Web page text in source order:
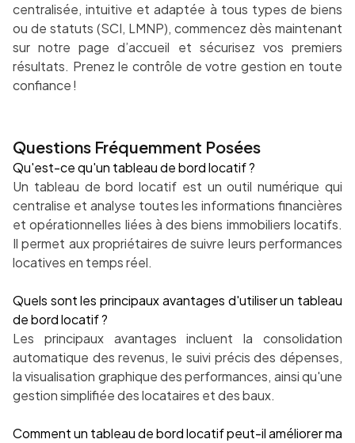
centralisée, intuitive et adaptée à tous types de biens
ou de statuts (SCI, LMNP), commencez dès maintenant
sur notre page d’accueil et sécurisez vos premiers
résultats. Prenez le contrôle de votre gestion en toute
confiance !
Questions Fréquemment Posées
Qu'est-ce qu'un tableau de bord locatif ?
Un tableau de bord locatif est un outil numérique qui
centralise et analyse toutes les informations financières
et opérationnelles liées à des biens immobiliers locatifs.
Il permet aux propriétaires de suivre leurs performances
locatives en temps réel.
Quels sont les principaux avantages d'utiliser un tableau
de bord locatif ?
Les principaux avantages incluent la consolidation
automatique des revenus, le suivi précis des dépenses,
la visualisation graphique des performances, ainsi qu'une
gestion simplifiée des locataires et des baux.
Comment un tableau de bord locatif peut-il améliorer ma